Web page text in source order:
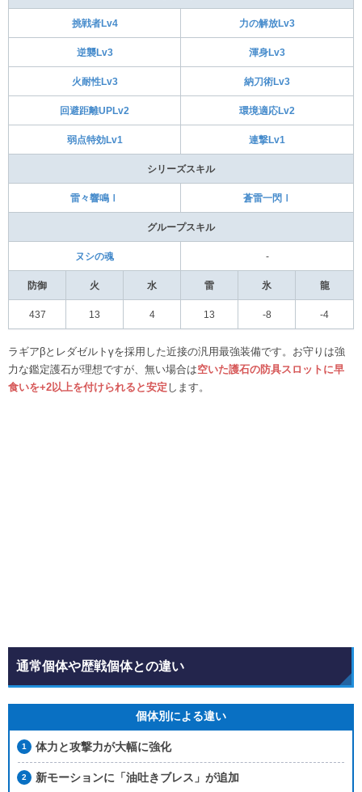
挑戦者Lv4 力の解放Lv3
逆襲Lv3 渾身Lv3
火耐性Lv3 納刀術Lv3
回避距離UPLv2 環境適応Lv2
弱点特効Lv1 連撃Lv1
シリーズスキル
雷々響鳴Ⅰ 蒼雷一閃Ⅰ
グループスキル
ヌシの魂 -
防御 火 水 雷 氷 龍
437 13 4 13 -8 -4
ラギアβとレダゼルトγを採用した近接の汎用最強装備です。お守りは強
力な鑑定護石が理想ですが、無い場合は空いた護石の防具スロットに早
食いを+2以上を付けられると安定 します。
通常個体や歴戦個体との違い
個体別による違い
体力と攻撃力が大幅に強化
新モーションに「油吐きブレス」が追加